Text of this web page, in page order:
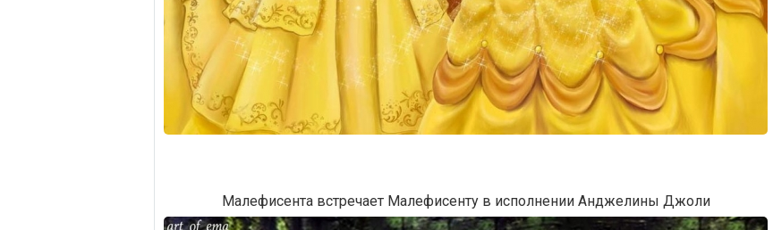
Малефисента встречает Малефиcенту в исполнении Анджелины Джоли